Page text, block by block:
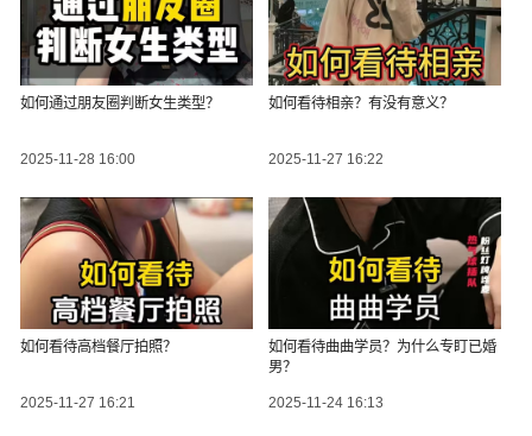
如何通过朋友圈判断女生类型？
2025-11-28 16:00
如何看待相亲？有没有意义？
2025-11-27 16:22
如何看待高档餐厅拍照？
2025-11-27 16:21
如何看待曲曲学员？为什么专盯已婚
男？
2025-11-24 16:13